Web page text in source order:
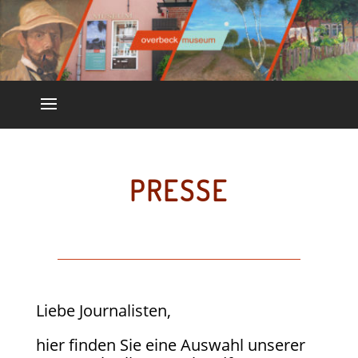
PRESSE
Liebe Journalisten,
hier finden Sie eine Auswahl unserer